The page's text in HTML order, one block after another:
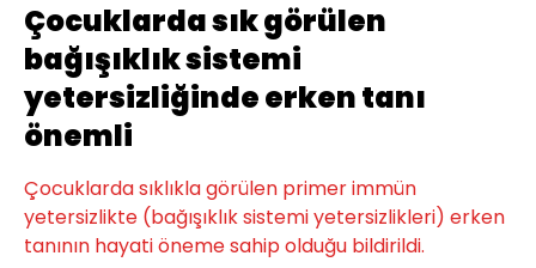
Çocuklarda sık görülen
bağışıklık sistemi
yetersizliğinde erken tanı
önemli
Çocuklarda sıklıkla görülen primer immün
yetersizlikte (bağışıklık sistemi yetersizlikleri) erken
tanının hayati öneme sahip olduğu bildirildi.